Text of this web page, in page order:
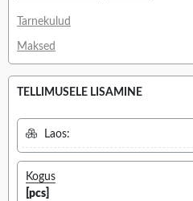
Tarnekulud
Maksed
TELLIMUSELE LISAMINE
Laos:
Kogus
[pcs]